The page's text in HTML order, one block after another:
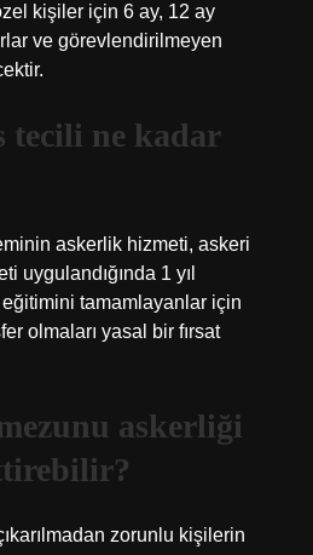
kişiler için 6 ay, 12 ay
ve görevlendirilmeyen
tecili ne kadar
askerlik hizmeti, askeri
uygulandığında 1 yıl
tamamlayanlar için
olmaları yasal bir fırsat
askerliği
zorunlu kişilerin